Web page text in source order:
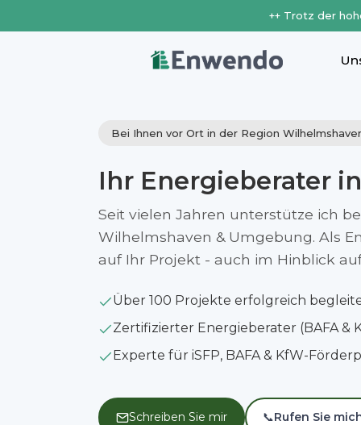
++ Trotz der
Bei Ihnen vor Ort in der Region
Ihr Energieberater
Seit vielen Jahren unterstütze ich
Wilhelmshaven & Umgebung. Als
auf Ihr Projekt - auch im Hinblick
Über 100 Projekte erfolgreich
Zertifizierter Energieberater (BAFA &
Experte für iSFP, BAFA & KfW-
Schreiben Sie mir 📞Rufen Sie